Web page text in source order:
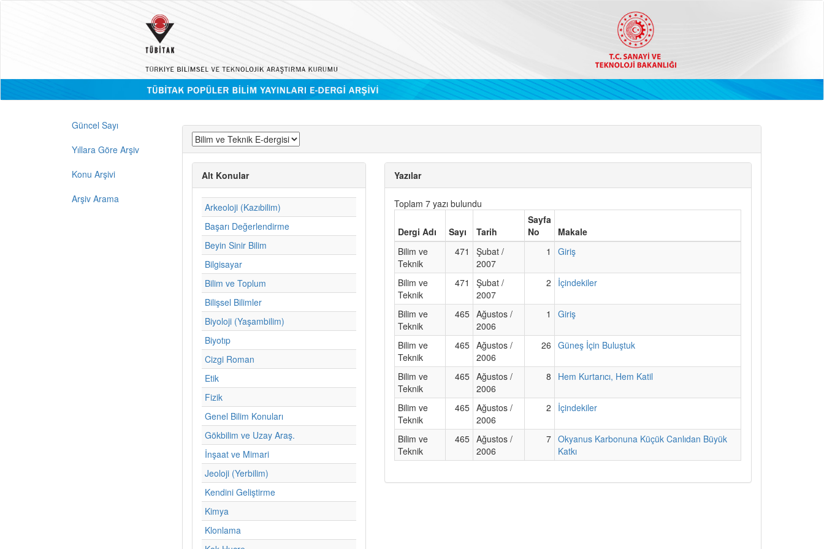
Güncel Sayı
Yıllara Göre Arşiv
Konu Arşivi
Arşiv Arama
Alt Konular
Arkeoloji (Kazıbilim)
Başarı Değerlendirme
Beyin Sinir Bilim
Bilgisayar
Bilim ve Toplum
Bilişsel Bilimler
Biyoloji (Yaşambilim)
Biyotıp
Cizgi Roman
Etik
Fizik
Genel Bilim Konuları
Gökbilim ve Uzay Araş.
İnşaat ve Mimari
Jeoloji (Yerbilim)
Kendini Geliştirme
Kimya
Klonlama
Yazılar
Toplam 7 yazı bulundu
Dergi Adı Sayı Tarih
Sayfa
No
Makale
Bilim ve
Teknik
471
Şubat /
2007
1 Giriş
Bilim ve
Teknik
471
Şubat /
2007
2 İçindekiler
Bilim ve
Teknik
465 Ağustos /
2006
1 Giriş
Bilim ve
Teknik
465 Ağustos /
2006
26 Güneş İçin Buluştuk
Bilim ve
Teknik
465 Ağustos /
2006
8 Hem Kurtarıcı, Hem Katil
Bilim ve
Teknik
465 Ağustos /
2006
2 İçindekiler
Bilim ve
Teknik
465 Ağustos /
2006
7 Okyanus Karbonuna Küçük Canlıdan Büyük
Katkı